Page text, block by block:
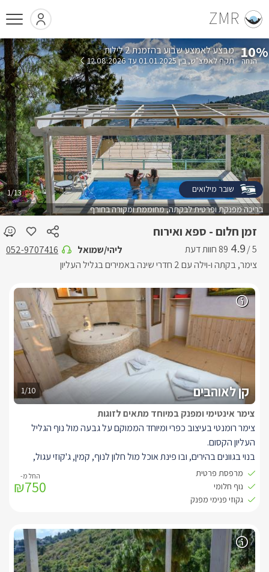
ZMR
זמן חלום - ספא ואירוח
5 /
4.9
צימר, בקתה ו-וילה עם 2 חדרי שינה באמירים בגליל העליון
ליהי/שמואל 052-9707416
בריכה מפנקת ופרטית לבקתה, מחוממת ומקורה בחורף
1/13
10% בהזמנת 2 לילות
תקף לאמצ"ש בין 01.01.2025 עד 12.08.2026
שובר מילואים
1/10 קן לאוהבים
צימר אינטימי ומפנק במיוחד מתאים לזוגות
צימר רומנטי בעיצוב כפרי ומיוחד הממוקם על גבעה מול נוף הגליל
העליון הקסום.
בנוי בגוונים בהירים, ובו פינת אוכל מול חלון לנוף, קמין, ג'קוזי עגול,
מיטת שינה, מטבח מאובזר וחדר רחצה עם מקלחון.
המרפסת המקורה של הסוויטה - שולחן קפה רומנטי ונדנדה מול הנוף.
מרפסת פרטית
נוף חלומי
גקוזי פנימי מפנק
₪750